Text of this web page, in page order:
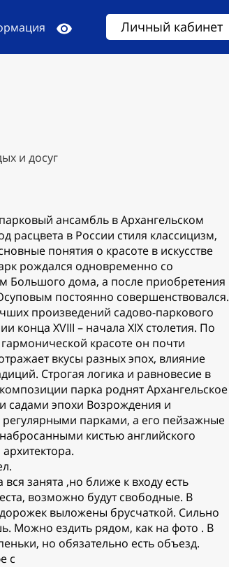
Личный кабинет
и досуг
ансамбль в Архангельском
расцвета в России стиля классицизм,
понятия о красоте в искусстве
рождался одновременно со
Большого дома, а после приобретения
постоянно совершенствовался.
произведений садово-паркового
конца XVIII – начала XIX столетия. По
красоте он почти
вкусы разных эпох, влияние
Cтрогая логика и равновесие в
парка роднят Архангельское
садами эпохи Возрождения и
парками, а его пейзажные
кистью английского
занята ,но ближе к входу есть
возможно будут свободные. В
дорожек выложены брусчаткой. Сильно
Можно ездить рядом, как на фото . В
но обязательно есть объезд.
с